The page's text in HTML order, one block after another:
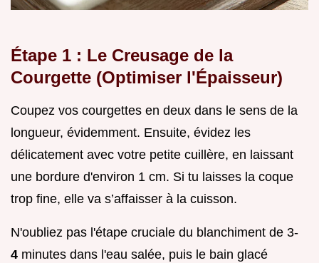
Étape 1 : Le Creusage de la
Courgette (Optimiser l'Épaisseur)
Coupez vos courgettes en deux dans le sens de la
longueur, évidemment. Ensuite, évidez les
délicatement avec votre petite cuillère, en laissant
une bordure d'environ 1 cm. Si tu laisses la coque
trop fine, elle va s’affaisser à la cuisson.
N'oubliez pas l'étape cruciale du blanchiment de 3-
4 minutes dans l'eau salée, puis le bain glacé